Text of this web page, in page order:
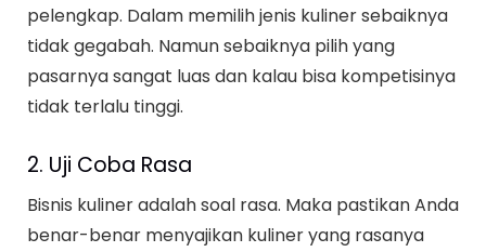
pelengkap. Dalam memilih jenis kuliner sebaiknya
tidak gegabah. Namun sebaiknya pilih yang
pasarnya sangat luas dan kalau bisa kompetisinya
tidak terlalu tinggi.
2. Uji Coba Rasa
Bisnis kuliner adalah soal rasa. Maka pastikan Anda
benar-benar menyajikan kuliner yang rasanya